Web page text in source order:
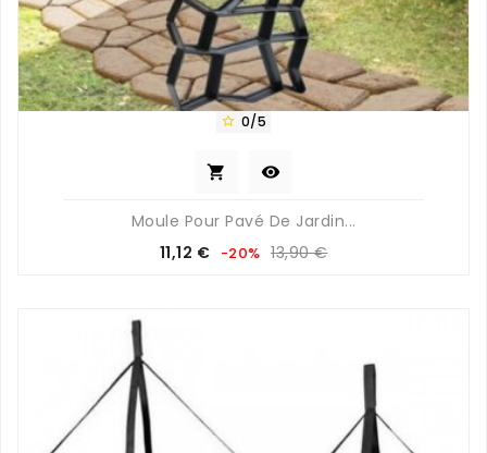
 0/5
 
Moule Pour Pavé De Jardin...
Prix
11,12 € Prix
-20% 13,90 €